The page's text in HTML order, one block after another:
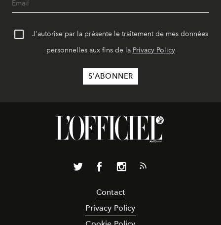
J'autorise par la présente le traitement de mes données
personnelles aux fins de la Privacy Policy
Contact
Privacy Policy